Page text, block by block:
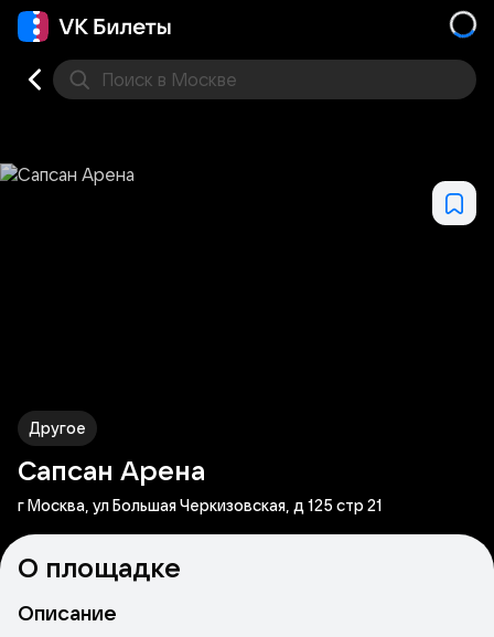
Поиск в Москве
Другое
Сапсан Арена
г Москва, ул Большая Черкизовская, д 125 стр 21
О площадке
Описание